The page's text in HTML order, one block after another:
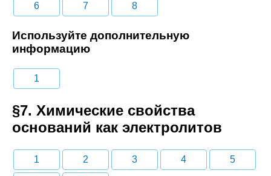
6 7 8
Используйте дополнительную
информацию
1
§7. Химические свойства
оснований как электролитов
1 2 3 4 5